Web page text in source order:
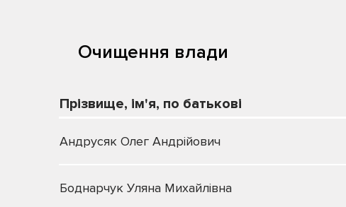
Очищення влади
Прізвище, ім'я, по батькові
Андрусяк Олег Андрійович
Боднарчук Уляна Михайлівна